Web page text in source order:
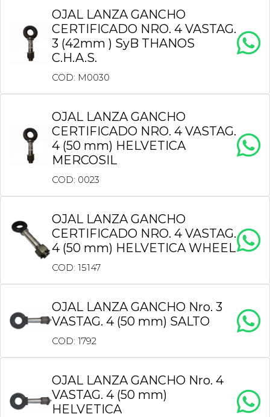
OJAL LANZA GANCHO
CERTIFICADO NRO. 4 VASTAG.
3 (42mm ) SyB THANOS
C.H.A.S.
COD: M0030
OJAL LANZA GANCHO
CERTIFICADO NRO. 4 VASTAG.
4 (50 mm) HELVETICA
MERCOSIL
COD: 0023
OJAL LANZA GANCHO
CERTIFICADO NRO. 4 VASTAG.
4 (50 mm) HELVETICA WHEEL
COD: 15147
OJAL LANZA GANCHO Nro. 3
VASTAG. 4 (50 mm) SALTO
COD: 1792
OJAL LANZA GANCHO Nro. 4
VASTAG. 4 (50 mm)
HELVETICA